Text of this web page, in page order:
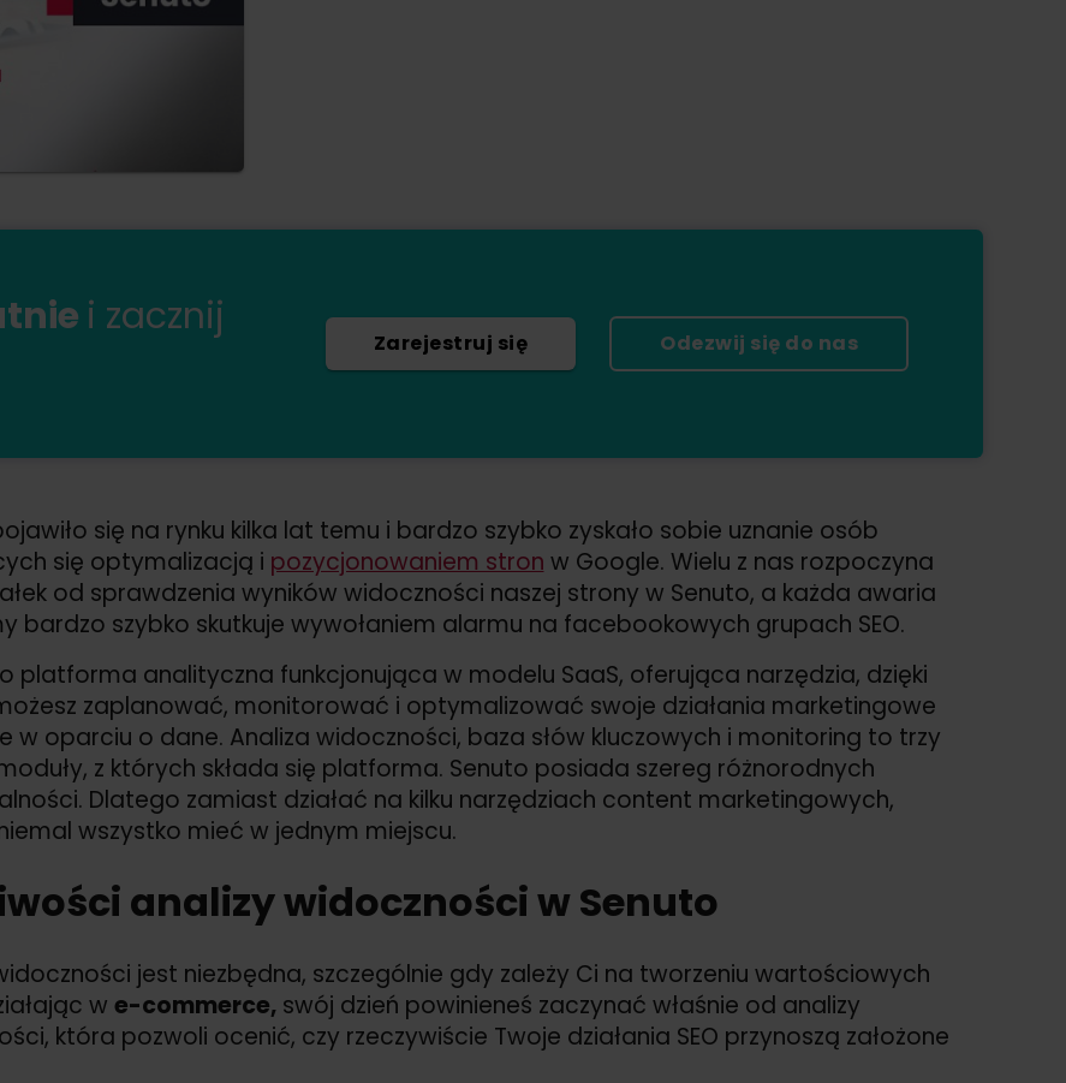
i zacznij
Zarejestruj się Odezwij się do nas
się na rynku kilka lat temu i bardzo szybko zyskało sobie uznanie osób
się optymalizacją i pozycjonowaniem stron w Google. Wielu z nas rozpoczyna
od sprawdzenia wyników widoczności naszej strony w Senuto, a każda awaria
bardzo szybko skutkuje wywołaniem alarmu na facebookowych grupach SEO.
platforma analityczna funkcjonująca w modelu SaaS, oferująca narzędzia, dzięki
zaplanować, monitorować i optymalizować swoje działania marketingowe
w oparciu o dane. Analiza widoczności, baza słów kluczowych i monitoring to trzy
z których składa się platforma. Senuto posiada szereg różnorodnych
Dlatego zamiast działać na kilku narzędziach content marketingowych,
wszystko mieć w jednym miejscu.
analizy widoczności w Senuto
jest niezbędna, szczególnie gdy zależy Ci na tworzeniu wartościowych
w e-commerce,swój dzień powinieneś zaczynać właśnie od analizy
która pozwoli ocenić, czy rzeczywiście Twoje działania SEO przynoszą założone